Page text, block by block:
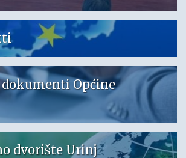
Općine
dvorište Urinj